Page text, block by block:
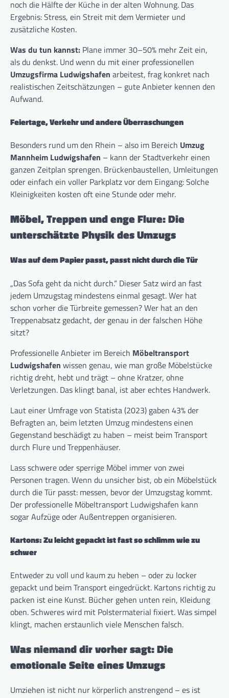
noch die Hälfte der Küche in der alten Wohnung. Das
Ergebnis: Stress, ein Streit mit dem Vermieter und
zusätzliche Kosten.
Was du tun kannst: Plane immer 30–50% mehr Zeit ein,
als du denkst. Und wenn du mit einer professionellen
Umzugsfirma Ludwigshafen arbeitest, frag konkret nach
realistischen Zeitschätzungen – gute Anbieter kennen den
Aufwand.
Feiertage, Verkehr und andere Überraschungen
Besonders rund um den Rhein – also im Bereich Umzug
Mannheim Ludwigshafen – kann der Stadtverkehr einen
ganzen Zeitplan sprengen. Brückenbaustellen, Umleitungen
oder einfach ein voller Parkplatz vor dem Eingang: Solche
Kleinigkeiten kosten oft eine Stunde oder mehr.
Möbel, Treppen und enge Flure: Die
unterschätzte Physik des Umzugs
Was auf dem Papier passt, passt nicht durch die Tür
„Das Sofa geht da nicht durch.“ Dieser Satz wird an fast
jedem Umzugstag mindestens einmal gesagt. Wer hat
schon vorher die Türbreite gemessen? Wer hat an den
Treppenabsatz gedacht, der genau in der falschen Höhe
sitzt?
Professionelle Anbieter im Bereich Möbeltransport
Ludwigshafen wissen genau, wie man große Möbelstücke
richtig dreht, hebt und trägt – ohne Kratzer, ohne
Verletzungen. Das klingt banal, ist aber echtes Handwerk.
Laut einer Umfrage von Statista (2023) gaben 43% der
Befragten an, beim letzten Umzug mindestens einen
Gegenstand beschädigt zu haben – meist beim Transport
durch Flure und Treppenhäuser.
Lass schwere oder sperrige Möbel immer von zwei
Personen tragen. Wenn du unsicher bist, ob ein Möbelstück
durch die Tür passt: messen, bevor der Umzugstag kommt.
Der professionelle Möbeltransport Ludwigshafen kann
sogar Aufzüge oder Außentreppen organisieren.
Kartons: Zu leicht gepackt ist fast so schlimm wie zu
schwer
Entweder zu voll und kaum zu heben – oder zu locker
gepackt und beim Transport eingedrückt. Kartons richtig zu
packen ist eine Kunst. Bücher gehen unten rein, Kleidung
oben. Schweres wird mit Polstermaterial fixiert. Was simpel
klingt, machen erstaunlich viele Menschen falsch.
Was niemand dir vorher sagt: Die
emotionale Seite eines Umzugs
Umziehen ist nicht nur körperlich anstrengend – es ist